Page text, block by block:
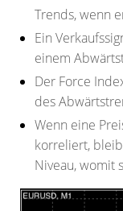
Trends, wenn
Ein
einem
Der Force
des
Wenn eine
korreliert,
Niveau, womit